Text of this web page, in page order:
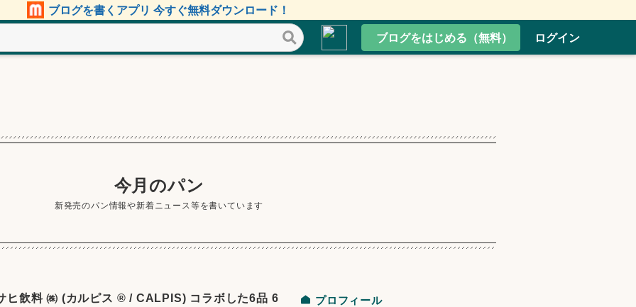
ブログを書くアプリ 今すぐ無料ダウンロード！
ブログをはじめる（無料）
ログイン
今月のパン
新発売のパン情報や新着ニュース等を書いています
ヒ飲料 ㈱ (カルピス ®️ / CALPIS) コラボした6品 6 プロフィール